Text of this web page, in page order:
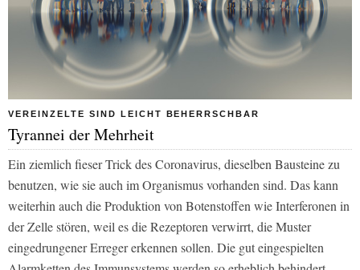
VEREINZELTE SIND LEICHT BEHERRSCHBAR
Tyrannei der Mehrheit
Ein ziemlich fieser Trick des Coronavirus, dieselben Bausteine zu
benutzen, wie sie auch im Organismus vorhanden sind. Das kann
weiterhin auch die Produktion von Botenstoffen wie Interferonen in
der Zelle stören, weil es die Rezeptoren verwirrt, die Muster
eingedrungener Erreger erkennen sollen. Die gut eingespielten